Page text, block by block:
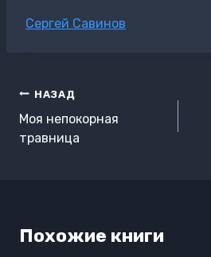
Метки
Сергей Савинов
Навигация
по
записям
НАЗАД
Моя непокорная
травница
Похожие книги